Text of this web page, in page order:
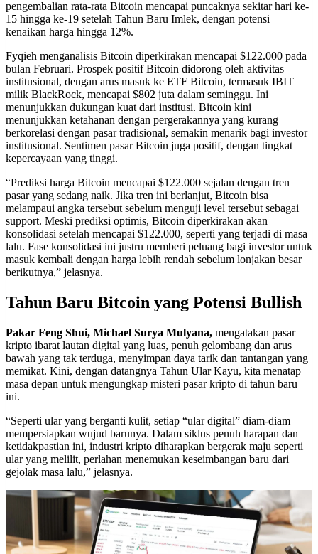
pengembalian rata-rata Bitcoin mencapai puncaknya sekitar hari ke-
15 hingga ke-19 setelah Tahun Baru Imlek, dengan potensi
kenaikan harga hingga 12%.
Fyqieh menganalisis Bitcoin diperkirakan mencapai $122.000 pada
bulan Februari. Prospek positif Bitcoin didorong oleh aktivitas
institusional, dengan arus masuk ke ETF Bitcoin, termasuk IBIT
milik BlackRock, mencapai $802 juta dalam seminggu. Ini
menunjukkan dukungan kuat dari institusi. Bitcoin kini
menunjukkan ketahanan dengan pergerakannya yang kurang
berkorelasi dengan pasar tradisional, semakin menarik bagi investor
institusional. Sentimen pasar Bitcoin juga positif, dengan tingkat
kepercayaan yang tinggi.
“Prediksi harga Bitcoin mencapai $122.000 sejalan dengan tren
pasar yang sedang naik. Jika tren ini berlanjut, Bitcoin bisa
melampaui angka tersebut sebelum menguji level tersebut sebagai
support. Meski prediksi optimis, Bitcoin diperkirakan akan
konsolidasi setelah mencapai $122.000, seperti yang terjadi di masa
lalu. Fase konsolidasi ini justru memberi peluang bagi investor untuk
masuk kembali dengan harga lebih rendah sebelum lonjakan besar
berikutnya,” jelasnya.
Tahun Baru Bitcoin yang Potensi Bullish
Pakar Feng Shui, Michael Surya Mulyana, mengatakan pasar
kripto ibarat lautan digital yang luas, penuh gelombang dan arus
bawah yang tak terduga, menyimpan daya tarik dan tantangan yang
memikat. Kini, dengan datangnya Tahun Ular Kayu, kita menatap
masa depan untuk mengungkap misteri pasar kripto di tahun baru
ini.
“Seperti ular yang berganti kulit, setiap “ular digital” diam-diam
mempersiapkan wujud barunya. Dalam siklus penuh harapan dan
ketidakpastian ini, industri kripto diharapkan bergerak maju seperti
ular yang melilit, perlahan menemukan keseimbangan baru dari
gejolak masa lalu,” jelasnya.